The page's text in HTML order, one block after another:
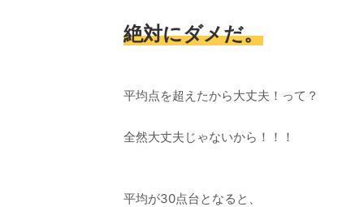
絶対にダメだ。
平均点を超えたから大丈夫！って？
全然大丈夫じゃないから！！！
平均が30点台となると、